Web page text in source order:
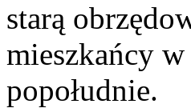
starą
mieszkańcy
popołudnie.